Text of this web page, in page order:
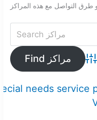
و طرق التواصل مع هذه المراكز
needs service